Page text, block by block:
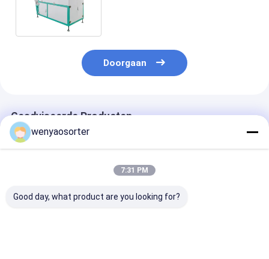
Doorgaan
Geadviseerde Producten
wenyaosorter
7:31 PM
Good day, what product are you looking for?